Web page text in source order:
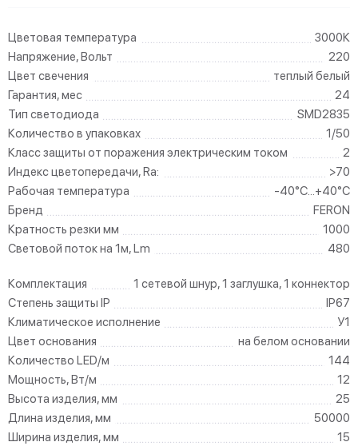
Цветовая температура
3000К
Напряжение, Вольт
220
Цвет свечения
теплый белый
Гарантия, мес
24
Тип светодиода
SMD2835
Количество в упаковках
1/50
Класс защиты от поражения электрическим током
2
Индекс цветопередачи, Ra:
>70
Рабочая температура
-40°C...+40°C
Бренд
FERON
Кратность резки мм
1000
Световой поток на 1м, Lm
480
Комплектация
1 сетевой шнур, 1 заглушка, 1 коннектор
Степень защиты IP
IP67
Климатическое исполнение
У1
Цвет основания
на белом основании
Количество LED/м
144
Мощность, Вт/м
12
Высота изделия, мм
25
Длина изделия, мм
50000
Ширина изделия, мм
15